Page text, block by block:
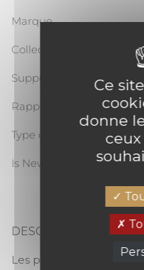
Marque
Collection
Support
Rapport Vertical
Type de raccord
Is New
DESCRIPTION
ESCAPADE
Les palmiers, ce n’est
Ce
donne